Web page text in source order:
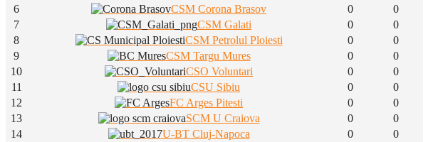
6
CSM Corona Brasov 0
0
7
CSM Galati 0
0
8
CSM Petrolul Ploiesti 0
0
9
CSM Targu Mures 0
0
10
CSO Voluntari 0
0
11
CSU Sibiu 0
0
12
FC Arges Pitesti 0
0
13
SCM U Craiova 0
0
14
U-BT Cluj-Napoca 0
0